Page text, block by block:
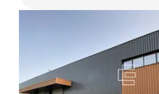
restauration, une salle d'attente.